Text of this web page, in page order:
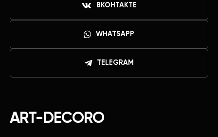
ART-DECORO
ВКОНТАКТЕ
WHATSAPP
TELEGRAM